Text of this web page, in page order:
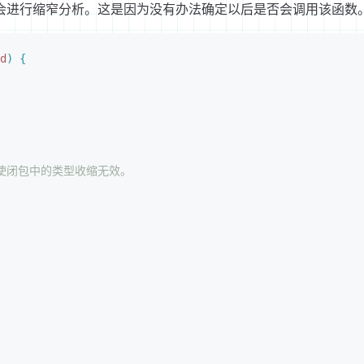
行缩窄分析。这是因为没有办法确定以后是否会调用该函数
) {
包中的类型收缩无效。